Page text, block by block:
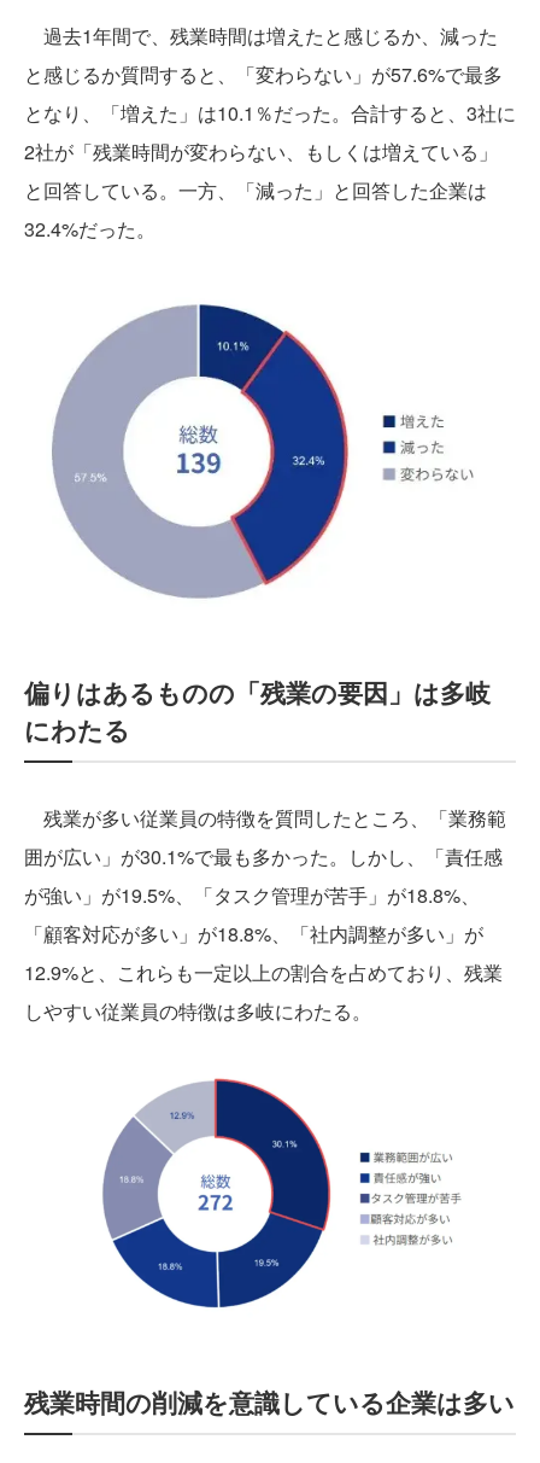
過去1年間で、残業時間は増えたと感じるか、減った
と感じるか質問すると、「変わらない」が57.6%で最多
となり、「増えた」は10.1％だった。合計すると、3社に
2社が「残業時間が変わらない、もしくは増えている」
と回答している。一方、「減った」と回答した企業は
32.4%だった。
偏りはあるものの「残業の要因」は多岐
にわたる
残業が多い従業員の特徴を質問したところ、「業務範
囲が広い」が30.1%で最も多かった。しかし、「責任感
が強い」が19.5%、「タスク管理が苦⼿」が18.8%、
「顧客対応が多い」が18.8%、「社内調整が多い」が
12.9%と、これらも⼀定以上の割合を占めており、残業
しやすい従業員の特徴は多岐にわたる。
残業時間の削減を意識している企業は多い